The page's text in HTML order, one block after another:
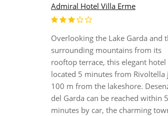
Admiral Hotel Villa Erme
Overlooking the Lake Garda and
surrounding mountains from its
rooftop terrace, this elegant hotel
located 5 minutes from Rivoltella
100 m from the lakeshore.
del Garda can be reached within 5
minutes by car, the charming